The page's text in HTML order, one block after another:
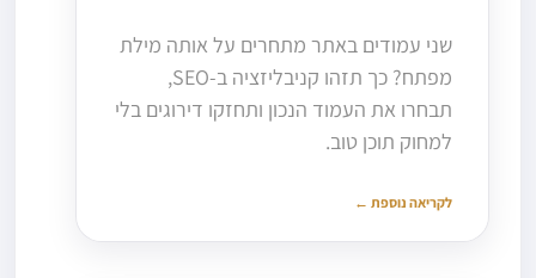
שני עמודים באתר מתחרים על אותה מילת
מפתח? כך תזהו קניבליזציה ב-SEO,
תבחרו את העמוד הנכון ותחזקו דירוגים בלי
למחוק תוכן טוב.
לקריאה נוספת ←